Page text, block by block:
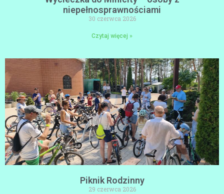
niepełnosprawnościami
30 czerwca 2026
Czytaj więcej »
Piknik Rodzinny
29 czerwca 2026